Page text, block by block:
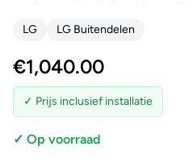
LG LG Buitendelen
€1,040.00
✓ Prijs inclusief installatie
✓ Op voorraad